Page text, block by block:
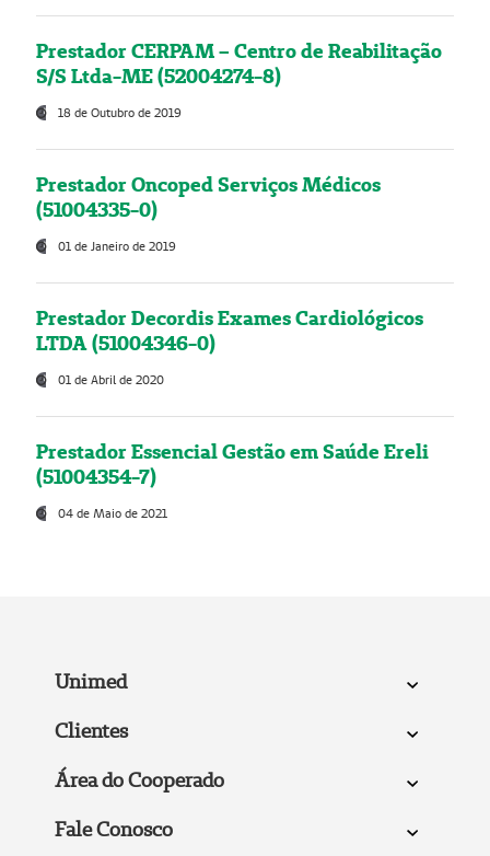
Prestador CERPAM – Centro de Reabilitação
S/S Ltda-ME (52004274-8)
18 de Outubro de 2019
Prestador Oncoped Serviços Médicos
(51004335-0)
01 de Janeiro de 2019
Prestador Decordis Exames Cardiológicos
LTDA (51004346-0)
01 de Abril de 2020
Prestador Essencial Gestão em Saúde Ereli
(51004354-7)
04 de Maio de 2021
Unimed
Clientes
Área do Cooperado
Fale Conosco